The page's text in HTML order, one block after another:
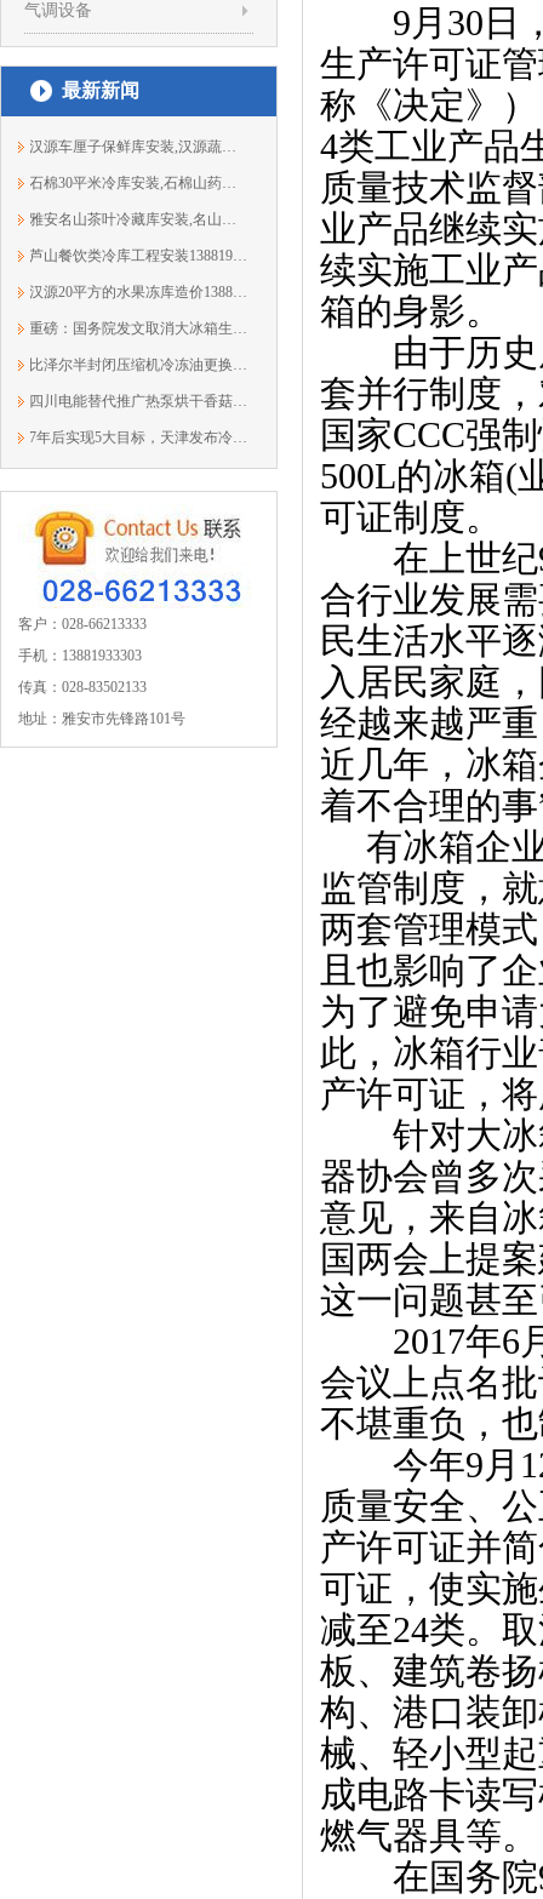
气调设备
最新新闻
汉源车厘子保鲜库安装,汉源蔬菜冷藏库13...
石棉30平米冷库安装,石棉山药保鲜库价格...
雅安名山茶叶冷藏库安装,名山保鲜库13881933303
芦山餐饮类冷库工程安装13881933303
汉源20平方的水果冻库造价13881933303
重磅：国务院发文取消大冰箱生产许可证
比泽尔半封闭压缩机冷冻油更换规范
四川电能替代推广热泵烘干香菇技术
7年后实现5大目标，天津发布冷链2025规划
客户：028-66213333
手机：13881933303
传真：028-83502133
地址：雅安市先锋路101号
9月30日
生产许可证
称《决定》
4类工业产品
质量技术监
业产品继续
续实施工业
箱的身影。
由于历史
套并行制度
国家CCC强
500L的冰箱(
可证制度。
在上世纪
合行业发展
民生活水平
入居民家庭
经越来越严
近几年，冰
着不合理的
有冰箱企业
监管制度，
两套管理模
且也影响了
为了避免申
此，冰箱行
产许可证，
针对大冰
器协会曾多
意见，来自
国两会上提
这一问题甚
2017年6月
会议上点名
不堪重负，
今年9月12
质量安全、
产许可证并
可证，使实
减至24类。
板、建筑卷
构、港口装
械、轻小型
成电路卡读
燃气器具等。
在国务院9